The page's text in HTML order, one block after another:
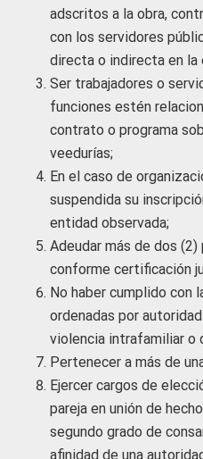
adscritos a la obra,
con los servidores
directa o indirecta en la
Ser trabajadores o
funciones estén
contrato o programa
veedurías;
En el caso de
suspendida su
entidad observada;
Adeudar más de dos
conforme certificación
No haber cumplido con
ordenadas por
violencia intrafamiliar o
Pertenecer a más de
Ejercer cargos de
pareja en unión de
segundo grado de
afinidad de una